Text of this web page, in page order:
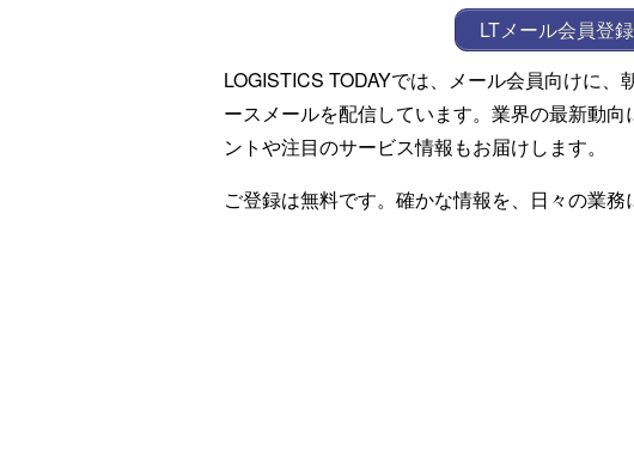
LTメール会員登
LOGISTICS TODAYでは、メール会員向けに
ースメールを配信しています。業界の最新動
ントや注目のサービス情報もお届けします。
ご登録は無料です。確かな情報を、日々の業務